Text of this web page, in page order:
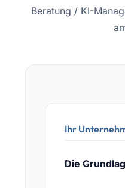
Beratung / KI-
Ihr
Die